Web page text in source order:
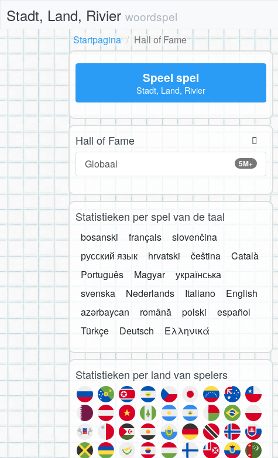
Stadt, Land, Rivier woordspel
Startpagina
Hall of Fame
Speel spel
Stadt, Land, Rivier
Hall of Fame
5M+
Globaal
Statistieken per spel van de taal
bosanski français
slovenčina
русский язык
hrvatski čeština
Català
Português
Magyar
українська
svenska
Nederlands Italiano
English
azərbaycan
română polski
español
Türkçe
Deutsch Ελληνικά
Statistieken per land van spelers